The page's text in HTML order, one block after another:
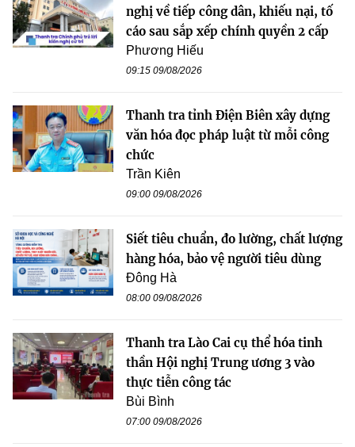
nghị về tiếp công dân, khiếu nại, tố
cáo sau sắp xếp chính quyền 2 cấp
Phương Hiếu
09:15 09/08/2026
Thanh tra tỉnh Điện Biên xây dựng
văn hóa đọc pháp luật từ mỗi công
chức
Trần Kiên
09:00 09/08/2026
Siết tiêu chuẩn, đo lường, chất lượng
hàng hóa, bảo vệ người tiêu dùng
Đông Hà
08:00 09/08/2026
Thanh tra Lào Cai cụ thể hóa tinh
thần Hội nghị Trung ương 3 vào
thực tiễn công tác
Bùi Bình
07:00 09/08/2026